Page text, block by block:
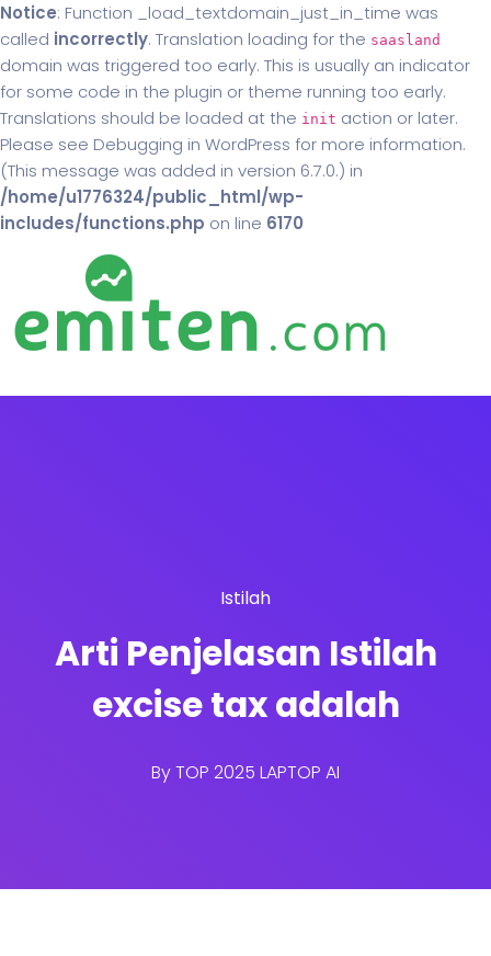
Notice: Function _load_textdomain_just_in_time was
called incorrectly. Translation loading for the saasland
domain was triggered too early. This is usually an indicator
for some code in the plugin or theme running too early.
Translations should be loaded at the init action or later.
Please see Debugging in WordPress for more information.
(This message was added in version 6.7.0.) in
/home/u1776324/public_html/wp-
includes/functions.php on line 6170
Istilah
Arti Penjelasan Istilah
excise tax adalah
ByTOP 2025 LAPTOP AI